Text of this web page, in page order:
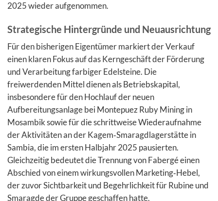
2025 wieder aufgenommen.
Strategische Hintergründe und Neuausrichtung
Für den bisherigen Eigentümer markiert der Verkauf
einen klaren Fokus auf das Kerngeschäft der Förderung
und Verarbeitung farbiger Edelsteine. Die
freiwerdenden Mittel dienen als Betriebskapital,
insbesondere für den Hochlauf der neuen
Aufbereitungsanlage bei Montepuez Ruby Mining in
Mosambik sowie für die schrittweise Wiederaufnahme
der Aktivitäten an der Kagem‑Smaragdlagerstätte in
Sambia, die im ersten Halbjahr 2025 pausierten.
Gleichzeitig bedeutet die Trennung von Fabergé einen
Abschied von einem wirkungsvollen Marketing‑Hebel,
der zuvor Sichtbarkeit und Begehrlichkeit für Rubine und
Smaragde der Gruppe geschaffen hatte.